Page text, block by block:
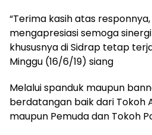
“Terima kasih atas
mengapresiasi semoga
khususnya di Sidrap tetap
Minggu (16/6/19) siang
Melalui spanduk maupun
berdatangan baik dari Tokoh
maupun Pemuda dan Tokoh